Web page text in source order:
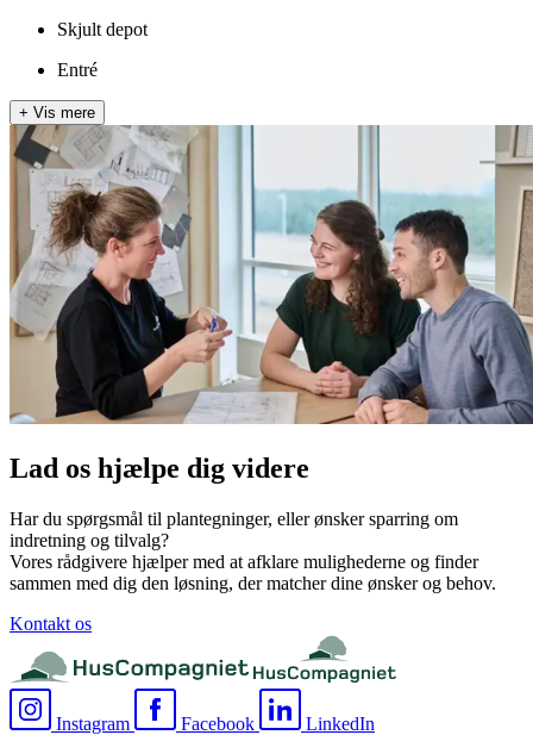
Skjult depot
Entré
+ Vis mere
Lad os hjælpe dig videre
Har du spørgsmål til plantegninger, eller ønsker sparring om
indretning og tilvalg?
Vores rådgivere hjælper med at afklare mulighederne og finder
sammen med dig den løsning, der matcher dine ønsker og behov.
Kontakt os
Instagram Facebook LinkedIn